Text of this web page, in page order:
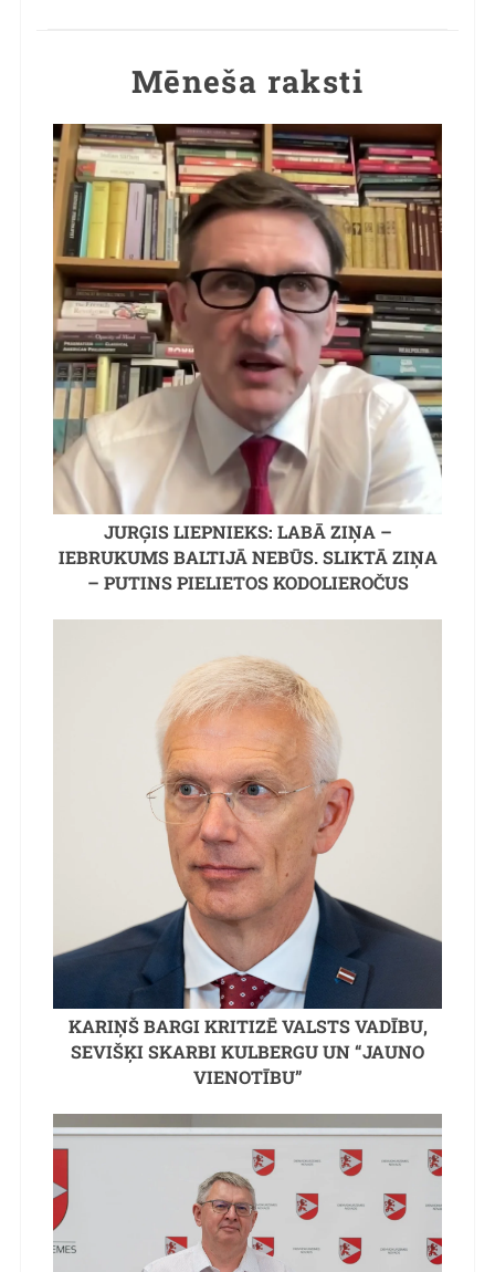
Mēneša raksti
JURĢIS LIEPNIEKS: LABĀ ZIŅA –
IEBRUKUMS BALTIJĀ NEBŪS. SLIKTĀ ZIŅA
– PUTINS PIELIETOS KODOLIEROČUS
KARIŅŠ BARGI KRITIZĒ VALSTS VADĪBU,
SEVIŠĶI SKARBI KULBERGU UN “JAUNO
VIENOTĪBU”